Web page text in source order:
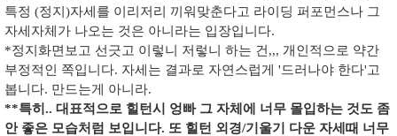
특정 (정지)자세를 이리저리 끼워맞춘다고 라이딩 퍼포먼스나 그
자세자체가 나오는 것은 아니라는 입장입니다.
*정지화면보고 선긋고 이렇니 저렇니 하는 건,,, 개인적으로 약간
부정적인 쪽입니다. 자세는 결과로 자연스럽게 '드러나야 한다'고
봅니다. 만드는게 아니라.
**특히.. 대표적으로 힐턴시 엉빠 그 자체에 너무 몰입하는 것도 좀
안 좋은 모습처럼 보입니다. 또 힐턴 외경/기울기 다운 자세때 너무